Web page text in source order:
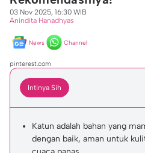
03 Nov 2025, 16:30 WIB
Anindita Hanadhyas
News Channel
pinterest.com
Intinya Sih
Katun adalah bahan yang
dengan baik, aman untuk